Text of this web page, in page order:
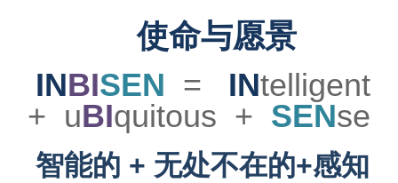
使命与愿景
INBISEN = INtelligent
+ uBIquitous + SENse
智能的 + 无处不在的+感知